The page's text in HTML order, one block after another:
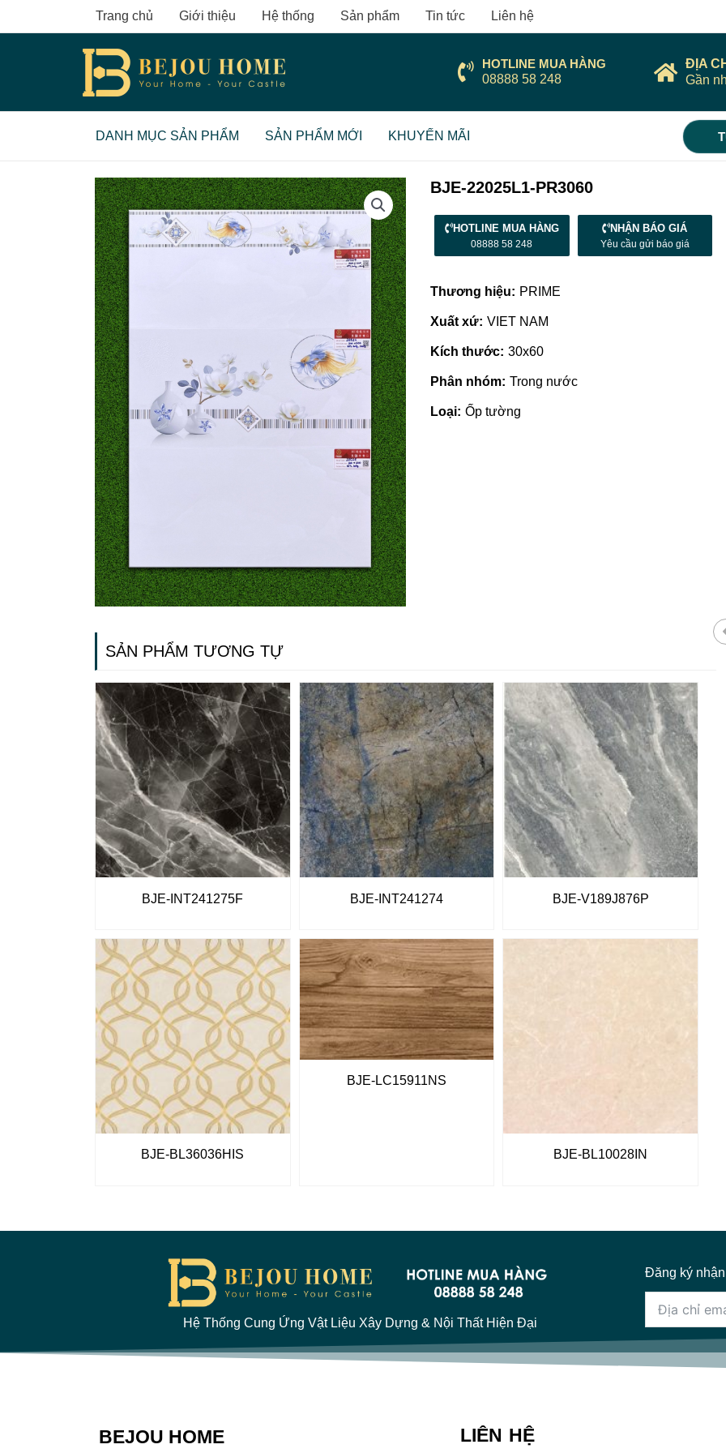
to
Trang chủ Giới thiệu Hệ thống Sản phẩm Tin tức Liên hệ
HOTLINE MUA HÀNG
08888 58 248
ĐỊA
Gần
DANH MỤC SẢN PHẨM SẢN PHẨM MỚI KHUYẾN MÃI
BJE-22025L1-PR3060
HOTLINE MUA HÀNG
08888 58 248
NHẬN BÁO GIÁ
Yêu cầu gửi báo giá
Thương hiệu: PRIME
Xuất xứ: VIET NAM
Kích thước: 30x60
Phân nhóm: Trong nước
Loại: Ốp tường
SẢN PHẨM TƯƠNG TỰ
BJE-INT241275F BJE-INT241274 BJE-V189J876P
BJE-BL36036HIS
BJE-LC15911NS
BJE-BL10028IN
Giá vật liệu xây dựng tại Quảng
Ngãi | Cập nhật mới nhất 2022
Hệ Thống Cung Ứng Vật Liệu Xây Dựng & Nội Thất Hiện Đại
Đăng ký
BEJOU HOME LIÊN HỆ